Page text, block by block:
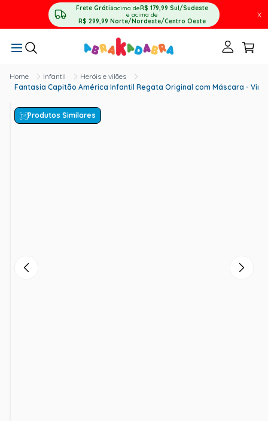
Frete Grátisacima deR$ 179,99 Sul/Sudeste
e acima de
R$ 299,99 Norte/Nordeste/Centro Oeste
X
Infantil
Heróis e vilões
Fantasia Capitão América Infantil Regata Original com Máscara -
Produtos Similares